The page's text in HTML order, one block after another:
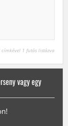
1 futás listázva
vagy egy